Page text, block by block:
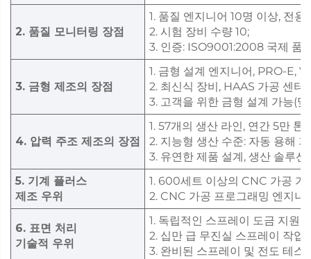
2. 품질 모니터링 장점
1. 품질 엔지니어 10명 이상, 전용
2. 시험 장비 수량 10;
3. 인증: ISO9001:2008 국제 품
3. 금형 제조의 장점
1. 금형 설계 엔지니어, PRO-E,
2. 최신식 장비, HAAS 가공 센
3. 고객을 위한 금형 설계 가능(
4. 압력 주조 제조의 장점
1. 57개의 생산 라인, 연간 5만
2. 지능형 생산 수준: 자동 용해
3. 유연한 제품 설계, 생산 솔루
5. 기계 플러스
제조 우위
1. 600세트 이상의 CNC 가공
2. CNC 가공 프로그래밍 엔지
6. 표면 처리
기술적 우위
1. 독립적인 스프레이 도금 지원
2. 십만 급 무진실 스프레이 작업
3. 완비된 스프레이 및 전도 테스